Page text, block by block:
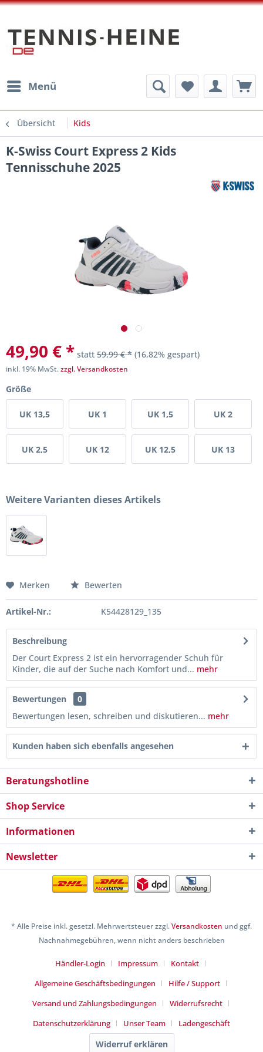
Menü
Übersicht Kids
K-Swiss Court Express 2 Kids
Tennisschuhe 2025
49,90 € * statt 59,99 € * (16,82% gespart)
inkl. 19% MwSt.zzgl. Versandkosten
Größe
UK 13,5 UK 1 UK 1,5 UK 2
UK 2,5 UK 12 UK 12,5 UK 13
Weitere Varianten dieses Artikels
Merken Bewerten
Artikel-Nr.: K54428129_135
Beschreibung
Der Court Express 2 ist ein hervorragender Schuh für
Kinder, die auf der Suche nach Komfort und... mehr
Bewertungen
0
Bewertungen lesen, schreiben und diskutieren... mehr
Kunden haben sich ebenfalls angesehen
Beratungshotline
Shop Service
Informationen
Newsletter
* Alle Preise inkl. gesetzl. Mehrwertsteuer zzgl.Versandkosten und ggf.
Nachnahmegebühren, wenn nicht anders beschrieben
Händler-Login Impressum
Kontakt
Allgemeine Geschäftsbedingungen
Hilfe / Support
Versand und Zahlungsbedingungen
Widerrufsrecht
Datenschutzerklärung
Unser Team Ladengeschäft
Widerruf erklären